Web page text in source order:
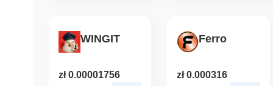
WINGIT
zł 0.00001756
Ferro
zł 0.000316